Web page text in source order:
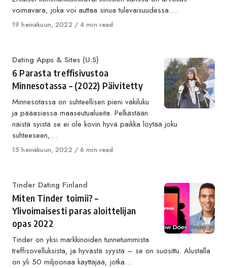
voimavara, joka voi auttaa sinua tulevaisuudessa….
Published
19 heinäkuun, 2022 4 min read
Category
Dating Apps & Sites (U.S)
6 Parasta treffisivustoa
Minnesotassa – (2022) Päivitetty
Minnesotassa on suhteellisen pieni väkiluku
ja pääasiassa maaseutualueita. Pelkästään
näistä syistä se ei ole kovin hyvä paikka löytää joku
suhteeseen,…
Published
15 heinäkuun, 2022 6 min read
Category
Tinder Dating Finland
Miten Tinder toimii? –
Ylivoimaisesti paras aloittelijan
opas 2022
Tinder on yksi markkinoiden tunnetuimmista
treffisovelluksista, ja hyvästä syystä – se on suosittu. Alustalla
on yli 50 miljoonaa käyttäjää, jotka…